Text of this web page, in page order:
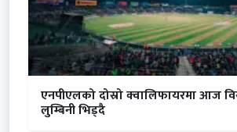
एनपीएलको दोस्रो क्वालिफायरमा आज
लुम्बिनी भिड्दै